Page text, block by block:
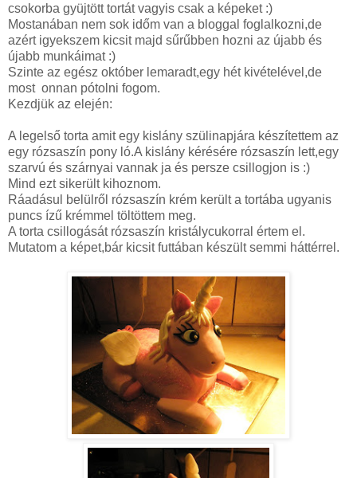
csokorba gyüjtött tortát vagyis csak a képeket :)
Mostanában nem sok időm van a bloggal foglalkozni,de
azért igyekszem kicsit majd sűrűbben hozni az újabb és
újabb munkáimat :)
Szinte az egész október lemaradt,egy hét kivételével,de
most onnan pótolni fogom.
Kezdjük az elején:
A legelső torta amit egy kislány szülinapjára készítettem az
egy rózsaszín pony ló.A kislány kérésére rózsaszín lett,egy
szarvú és szárnyai vannak ja és persze csillogjon is :)
Mind ezt sikerült kihoznom.
Ráadásul belülről rózsaszín krém került a tortába ugyanis
puncs ízű krémmel töltöttem meg.
A torta csillogását rózsaszín kristálycukorral értem el.
Mutatom a képet,bár kicsit futtában készült semmi háttérrel.